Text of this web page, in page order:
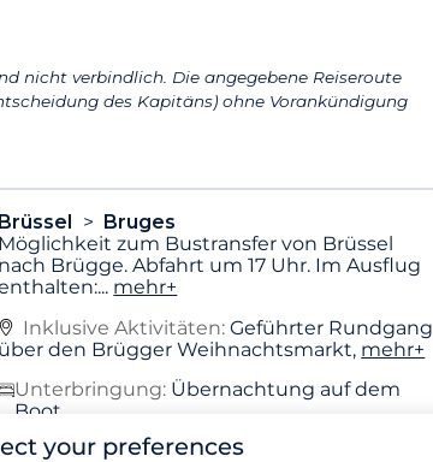
nicht verbindlich. Die angegebene Reiseroute
des Kapitäns) ohne Vorankündigung
Brüssel
Bruges
Möglichkeit zum Bustransfer von Brüssel
nach Brügge. Abfahrt um 17 Uhr. Im Ausflug
... mehr+
Inklusive Aktivitäten:Geführter Rundgang
über den Brügger Weihnachtsmarkt, mehr+
Unterbringung: Übernachtung auf dem
Boot
Mittagessen
your preferences